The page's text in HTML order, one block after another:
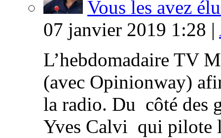
Vous les avez
07 janvier 2019 1:28 |
L’hebdomadaire TV
(avec Opinionway)
la radio. Du côté des
Yves Calvi qui